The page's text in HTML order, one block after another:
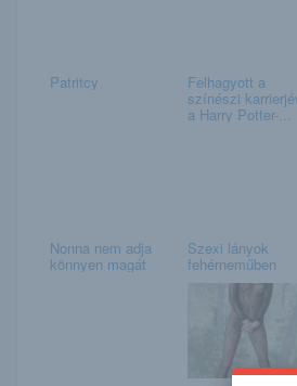
Patritcy Felhagyott a
színészi
a Harry Potter-...
Nonna nem adja
könnyen magát
Szexi lányok
fehérneműben